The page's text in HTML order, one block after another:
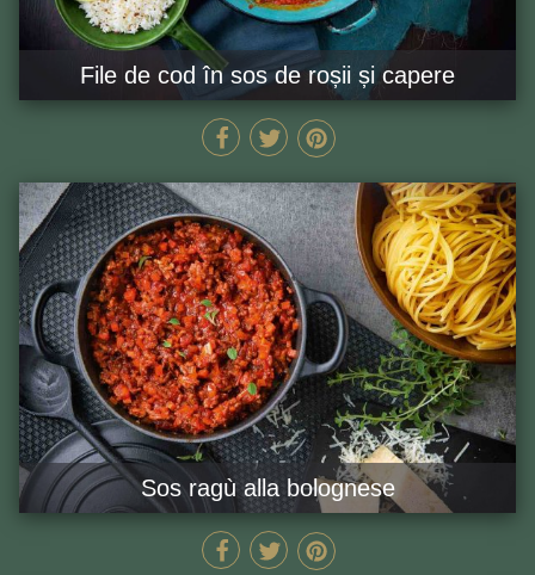
File de cod în sos de roșii și capere
45 MIN GĂTEȘTE ACUM
Sos ragù alla bolognese
110 MIN GĂTEȘTE ACUM